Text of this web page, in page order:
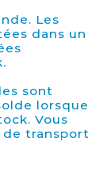
Les
dans un
sont
lorsque
Vous
transport